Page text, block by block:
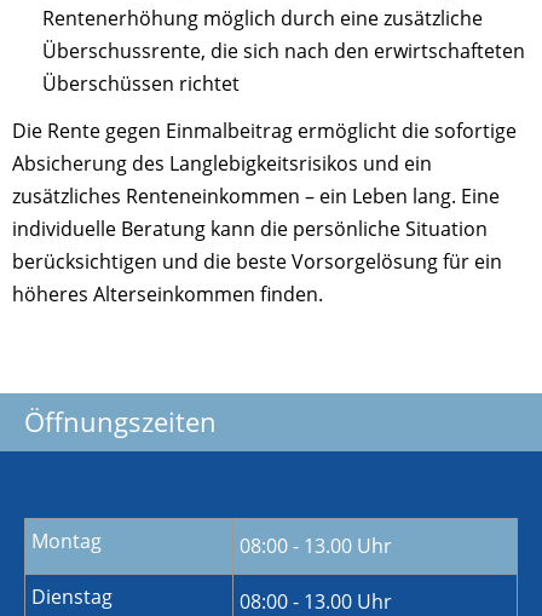
Rentenerhöhung möglich durch eine zusätzliche
Überschussrente, die sich nach den erwirtschafteten
Überschüssen richtet
Die Rente gegen Einmalbeitrag ermöglicht die sofortige
Absicherung des Langlebigkeitsrisikos und ein
zusätzliches Renteneinkommen – ein Leben lang. Eine
individuelle Beratung kann die persönliche Situation
berücksichtigen und die beste Vorsorgelösung für ein
höheres Alterseinkommen finden.
Öffnungszeiten
Montag
08:00 - 13.00 Uhr
Dienstag
08:00 - 13.00 Uhr